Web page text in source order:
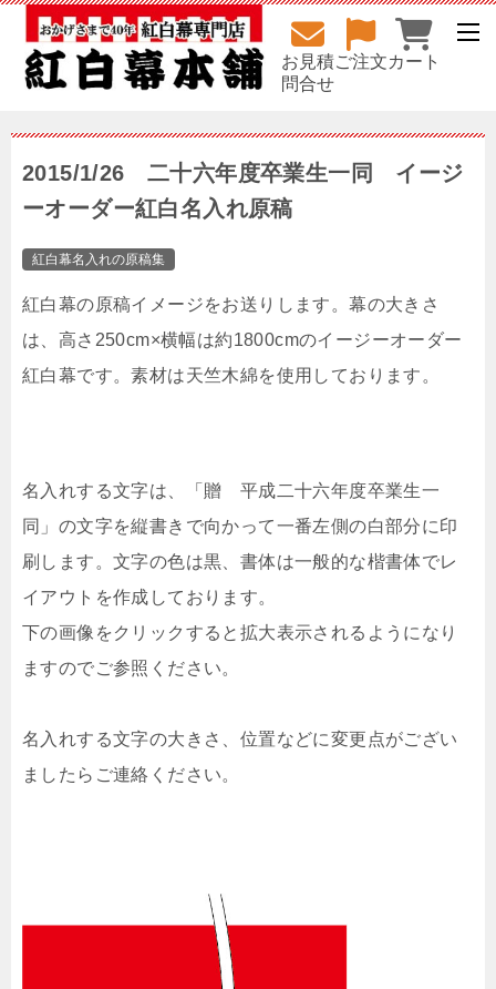
お見積
問合せ
ご注文カート
2015/1/26 二十六年度卒業生一同 イージ
ーオーダー紅白名入れ原稿
紅白幕名入れの原稿集
紅白幕の原稿イメージをお送りします。幕の大きさ
は、高さ250cm×横幅は約1800cmのイージーオーダー
紅白幕です。素材は天竺木綿を使用しております。
名入れする文字は、「贈 平成二十六年度卒業生一
同」の文字を縦書きで向かって一番左側の白部分に印
刷します。文字の色は黒、書体は一般的な楷書体でレ
イアウトを作成しております。
下の画像をクリックすると拡大表示されるようになり
ますのでご参照ください。
名入れする文字の大きさ、位置などに変更点がござい
ましたらご連絡ください。